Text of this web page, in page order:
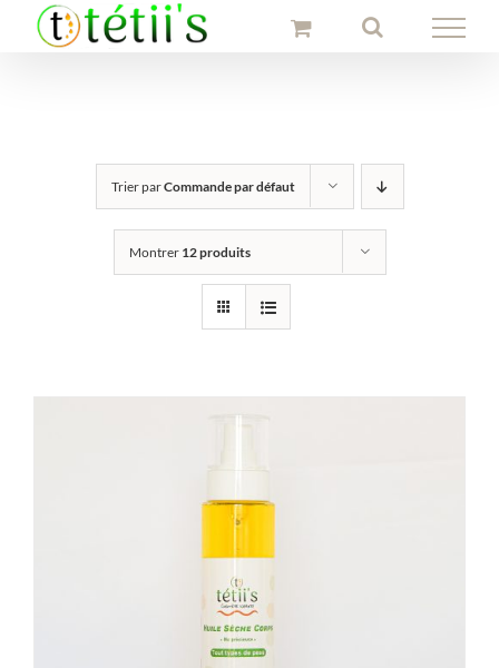
Passer
Trier parCommande par défaut
Montrer 12 produits